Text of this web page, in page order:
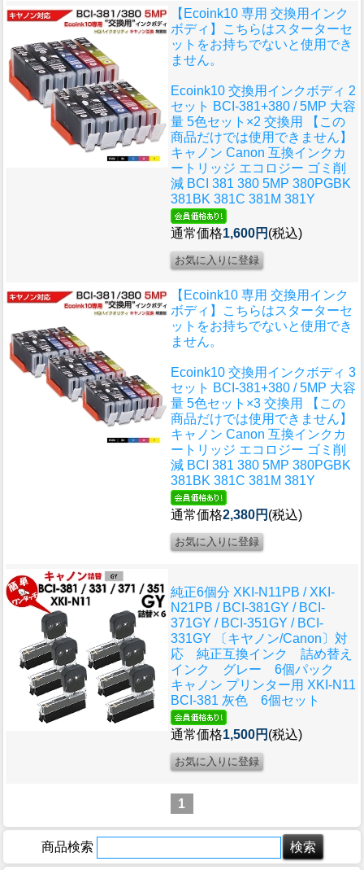
【Ecoink10 専用 交換用インク
ボディ】こちらはスターターセ
ットをお持ちでないと使用でき
ません。
Ecoink10 交換用インクボディ 2
セット BCI-381+380 / 5MP 大容
量 5色セット×2 交換用 【この
商品だけでは使用できません】
キャノン Canon 互換インクカ
ートリッジ エコロジー ゴミ削
減 BCI 381 380 5MP 380PGBK
381BK 381C 381M 381Y
通常価格1,600円 (税込)
【Ecoink10 専用 交換用インク
ボディ】こちらはスターターセ
ットをお持ちでないと使用でき
ません。
Ecoink10 交換用インクボディ 3
セット BCI-381+380 / 5MP 大容
量 5色セット×3 交換用 【この
商品だけでは使用できません】
キャノン Canon 互換インクカ
ートリッジ エコロジー ゴミ削
減 BCI 381 380 5MP 380PGBK
381BK 381C 381M 381Y
通常価格2,380円 (税込)
純正6個分 XKI-N11PB / XKI-
N21PB / BCI-381GY / BCI-
371GY / BCI-351GY / BCI-
331GY 〔キヤノン/Canon〕対
応 純正互換インク 詰め替え
インク グレー 6個パック
キャノン プリンター用 XKI-N11
BCI-381 灰色 6個セット
通常価格1,500円 (税込)
1
商品検索